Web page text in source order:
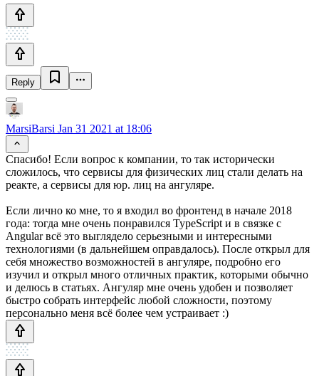
Reply
MarsiBarsi Jan 31 2021 at 18:06
Спасибо! Если вопрос к компании, то так исторически
сложилось, что сервисы для физических лиц стали делать на
реакте, а сервисы для юр. лиц на ангуляре.
Если лично ко мне, то я входил во фронтенд в начале 2018
года: тогда мне очень понравился TypeScript и в связке с
Angular всё это выглядело серьезными и интересными
технологиями (в дальнейшем оправдалось). После открыл для
себя множество возможностей в ангуляре, подробно его
изучил и открыл много отличных практик, которыми обычно
и делюсь в статьях. Ангуляр мне очень удобен и позволяет
быстро собрать интерфейс любой сложности, поэтому
персонально меня всё более чем устраивает :)